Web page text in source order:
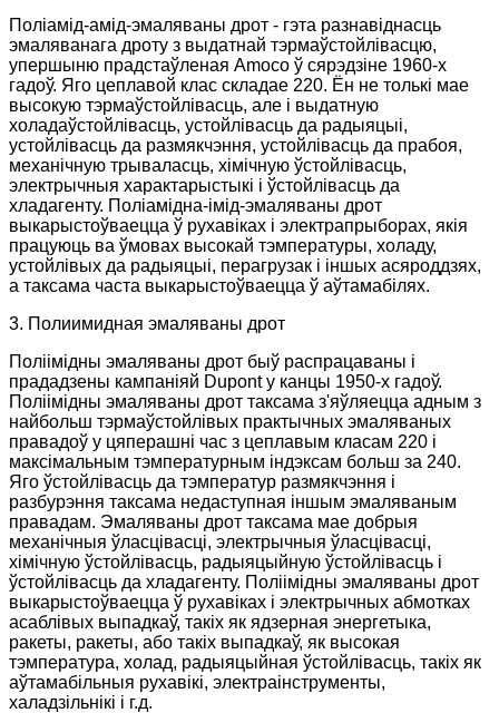
Поліамід-амід-эмаляваны дрот - гэта разнавіднасць
эмаляванага дроту з выдатнай тэрмаўстойлівасцю,
упершыню прадстаўленая Amoco ў сярэдзіне 1960-х
гадоў. Яго цеплавой клас складае 220. Ён не толькі мае
высокую тэрмаўстойлівасць, але і выдатную
холадаўстойлівасць, устойлівасць да радыяцыі,
устойлівасць да размякчэння, устойлівасць да прабоя,
механічную трываласць, хімічную ўстойлівасць,
электрычныя характарыстыкі і ўстойлівасць да
хладагенту. Поліамідна-імід-эмаляваны дрот
выкарыстоўваецца ў рухавіках і электрапрыборах, якія
працуюць ва ўмовах высокай тэмпературы, холаду,
устойлівых да радыяцыі, перагрузак і іншых асяроддзях,
а таксама часта выкарыстоўваецца ў аўтамабілях.
3. Полиимидная эмаляваны дрот
Поліімідны эмаляваны дрот быў распрацаваны і
прададзены кампаніяй Dupont у канцы 1950-х гадоў.
Поліімідны эмаляваны дрот таксама з'яўляецца адным з
найбольш тэрмаўстойлівых практычных эмаляваных
правадоў у цяперашні час з цеплавым класам 220 і
максімальным тэмпературным індэксам больш за 240.
Яго ўстойлівасць да тэмператур размякчэння і
разбурэння таксама недаступная іншым эмаляваным
правадам. Эмаляваны дрот таксама мае добрыя
механічныя ўласцівасці, электрычныя ўласцівасці,
хімічную ўстойлівасць, радыяцыйную ўстойлівасць і
ўстойлівасць да хладагенту. Поліімідны эмаляваны дрот
выкарыстоўваецца ў рухавіках і электрычных абмотках
асаблівых выпадкаў, такіх як ядзерная энергетыка,
ракеты, ракеты, або такіх выпадкаў, як высокая
тэмпература, холад, радыяцыйная ўстойлівасць, такіх як
аўтамабільныя рухавікі, электраінструменты,
халадзільнікі і г.д.